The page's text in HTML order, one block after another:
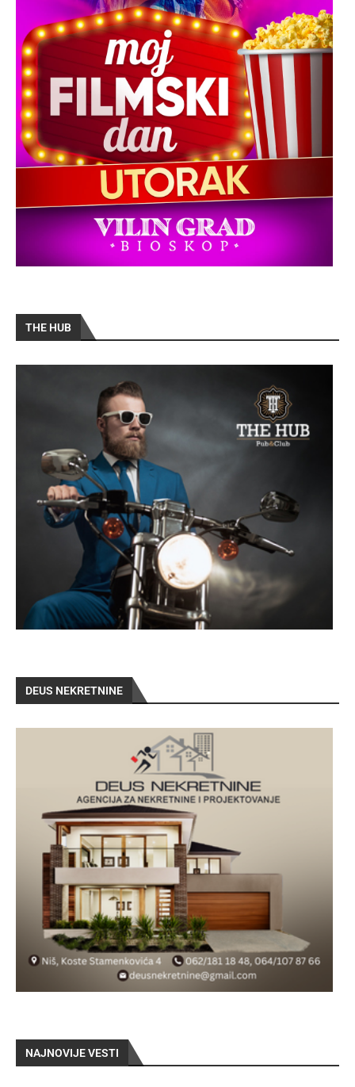
THE HUB
DEUS NEKRETNINE
NAJNOVIJE VESTI